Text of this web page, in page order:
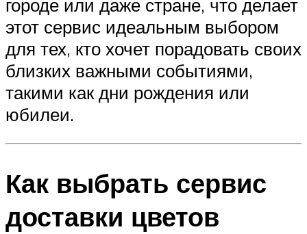
городе или даже стране, что делает
этот сервис идеальным выбором
для тех, кто хочет порадовать своих
близких важными событиями,
такими как дни рождения или
юбилеи.
Как выбрать сервис
доставки цветов